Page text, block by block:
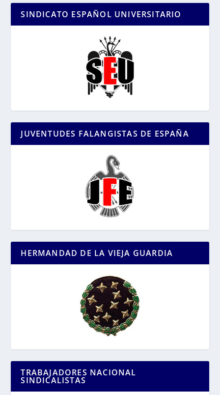
SINDICATO ESPAÑOL UNIVERSITARIO
JUVENTUDES FALANGISTAS DE ESPAÑA
HERMANDAD DE LA VIEJA GUARDIA
TRABAJADORES NACIONAL
SINDICALISTAS